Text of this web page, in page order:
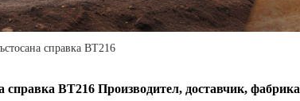
справка BT216
BT216 Производител, доставчик, фабрика